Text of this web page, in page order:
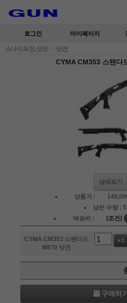
로그인 마이페이지
스나이퍼건,샷건 샷건
CYMA CM353 스탠다
상세보기
상품가 :
남은 수량 :
배송비 :
(조건)
CYMA CM353 스탠다드
M870 샷건
+1
구매하기